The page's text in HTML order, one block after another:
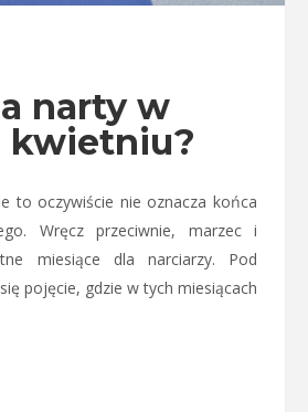
narty w
kwietniu?
to oczywiście nie oznacza końca
Wręcz przeciwnie, marzec i
miesiące dla narciarzy. Pod
pojęcie, gdzie w tych miesiącach